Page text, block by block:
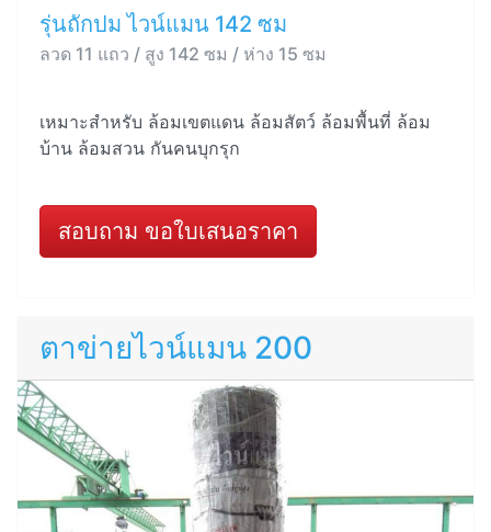
รุ่นถักปม ไวน์แมน 142 ซม
ลวด 11 แถว / สูง 142 ซม / ห่าง 15 ซม
เหมาะสำหรับ ล้อมเขตแดน ล้อมสัตว์ ล้อมพื้นที่ ล้อม
บ้าน ล้อมสวน กันคนบุกรุก
สอบถาม ขอใบเสนอราคา
ตาข่ายไวน์แมน 200